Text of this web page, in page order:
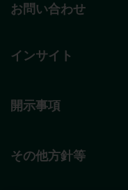
お問い合わせ
インサイト
開示事項
その他方針等